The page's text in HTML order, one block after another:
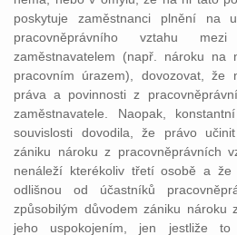
poskytuje zaměstnanci plnění na
pracovněprávního vztahu
zaměstnavatelem (např. nároku na
pracovním úrazem), dovozovat,
práva a povinnosti z
zaměstnavatele. Naopak,
souvislosti dovodila, že právo
zániku nároku z pracovněprávních
nenáleží kterékoliv třetí osobě a že
odlišnou od účastníků
způsobilým důvodem zániku nároku
jeho uspokojením, jen jestliže to